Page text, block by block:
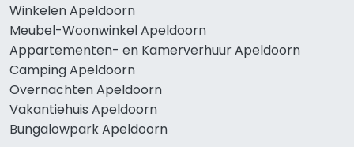
Winkelen Apeldoorn
Meubel-Woonwinkel Apeldoorn
Appartementen- en Kamerverhuur Apeldoorn
Camping Apeldoorn
Overnachten Apeldoorn
Vakantiehuis Apeldoorn
Bungalowpark Apeldoorn